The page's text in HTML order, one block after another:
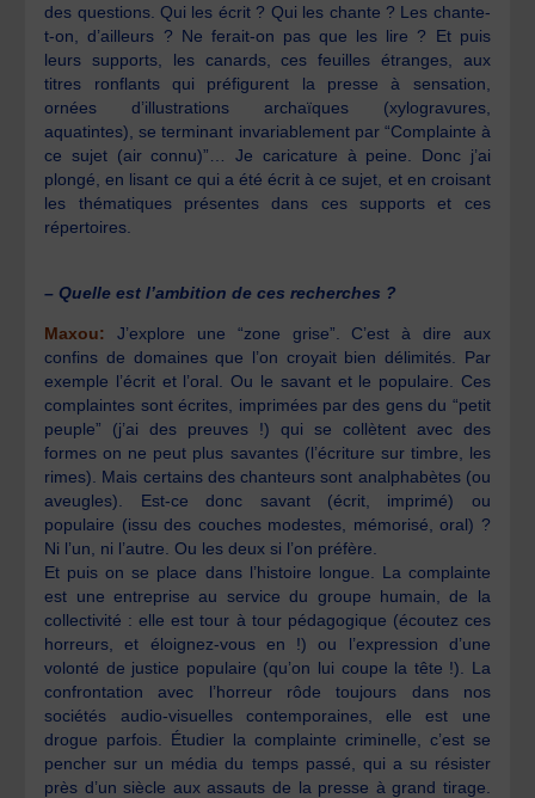
des questions. Qui les écrit ? Qui les chante ? Les chante-
t-on, d’ailleurs ? Ne ferait-on pas que les lire ? Et puis
leurs supports, les canards, ces feuilles étranges, aux
titres ronflants qui préfigurent la presse à sensation,
ornées d’illustrations archaïques (xylogravures,
aquatintes), se terminant invariablement par “Complainte à
ce sujet (air connu)”… Je caricature à peine. Donc j’ai
plongé, en lisant ce qui a été écrit à ce sujet, et en croisant
les thématiques présentes dans ces supports et ces
répertoires.
– Quelle est l’ambition de ces recherches ?
Maxou:
J’explore une “zone grise”. C’est à dire aux
confins de domaines que l’on croyait bien délimités. Par
exemple l’écrit et l’oral. Ou le savant et le populaire. Ces
complaintes sont écrites, imprimées par des gens du “petit
peuple” (j’ai des preuves !) qui se collètent avec des
formes on ne peut plus savantes (l’écriture sur timbre, les
rimes). Mais certains des chanteurs sont analphabètes (ou
aveugles). Est-ce donc savant (écrit, imprimé) ou
populaire (issu des couches modestes, mémorisé, oral) ?
Ni l’un, ni l’autre. Ou les deux si l’on préfère.
Et puis on se place dans l’histoire longue. La complainte
est une entreprise au service du groupe humain, de la
collectivité : elle est tour à tour pédagogique (écoutez ces
horreurs, et éloignez-vous en !) ou l’expression d’une
volonté de justice populaire (qu’on lui coupe la tête !). La
confrontation avec l’horreur rôde toujours dans nos
sociétés audio-visuelles contemporaines, elle est une
drogue parfois. Étudier la complainte criminelle, c’est se
pencher sur un média du temps passé, qui a su résister
près d’un siècle aux assauts de la presse à grand tirage.